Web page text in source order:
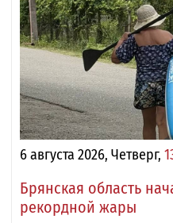
6 августа 2026, Четверг,
Брянская область
рекордной жары